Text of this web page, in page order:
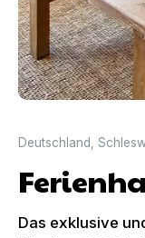
Deutschland
Das exklusive